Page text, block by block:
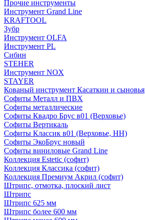
Прочие инструменты
Инструмент Grand Line
KRAFTOOL
Зубр
Инструмент OLFA
Инструмент PL
Сибин
STEHER
Инструмент NOX
STAYER
Кованый инструмент Касаткин и сыновья
Софиты Металл и ПВХ
Софиты металлические
Софиты Квадро Брус в01 (Верховье)
Софиты Вертикаль
Софиты Классик в01 (Верховье, НН)
Софиты ЭкоБрус новый
Софиты виниловые Grand Line
Коллекция Estetic (софит)
Коллекция Классика (софит)
Коллекция Премиум Акрил (софит)
Штрипс, отмотка, плоский лист
Штрипс
Штрипс 625 мм
Штрипс более 600 мм